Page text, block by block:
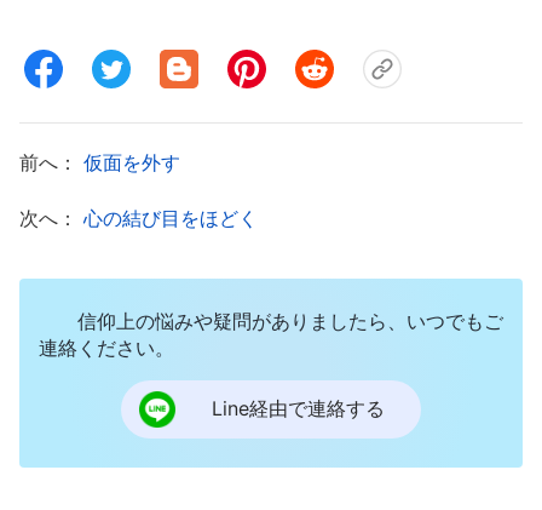
か。
（真理です。）
人はこのメッセージを理解して
いながら、真理を追い求めず、自分の利益と地位を
大事にするばかりです。では、彼らは本当にそれを
理解していますか。それともこれは誤った理解です
か。事実を言えば、彼らは愚か者です。こうした事
理解できれば、多少の背丈を得たことになります。
それには真理を追い求め、懸命に努力することが必
要です。混乱して手を抜いてはいられません。その
日が来て、自分は語り終え、人類に対してこれ以上
何も言いたくないし、何もしたくないと神が言い、
前へ： 仮面を外す
次へ： 心の結び目をほどく
信仰上の悩みや疑問がありましたら、いつでもご
連絡ください。
Line経由で連絡する